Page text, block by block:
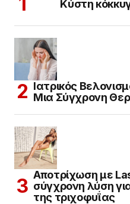
Κύστη
Ιατρικός
Μια Σύγχρονη
Αποτρίχωση με
σύγχρονη λύση
της τριχοφυΐας